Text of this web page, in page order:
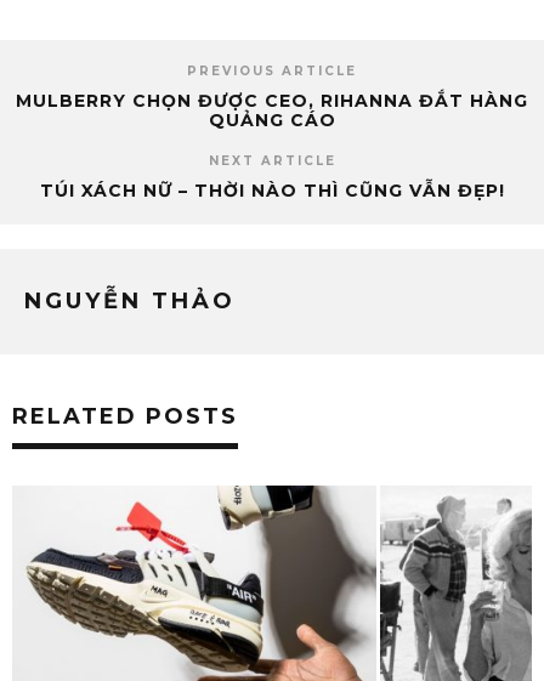
PREVIOUS ARTICLE
MULBERRY CHỌN ĐƯỢC CEO, RIHANNA ĐẮT HÀNG
QUẢNG CÁO
NEXT ARTICLE
TÚI XÁCH NỮ – THỜI NÀO THÌ CŨNG VẪN ĐẸP!
NGUYỄN THẢO
RELATED POSTS